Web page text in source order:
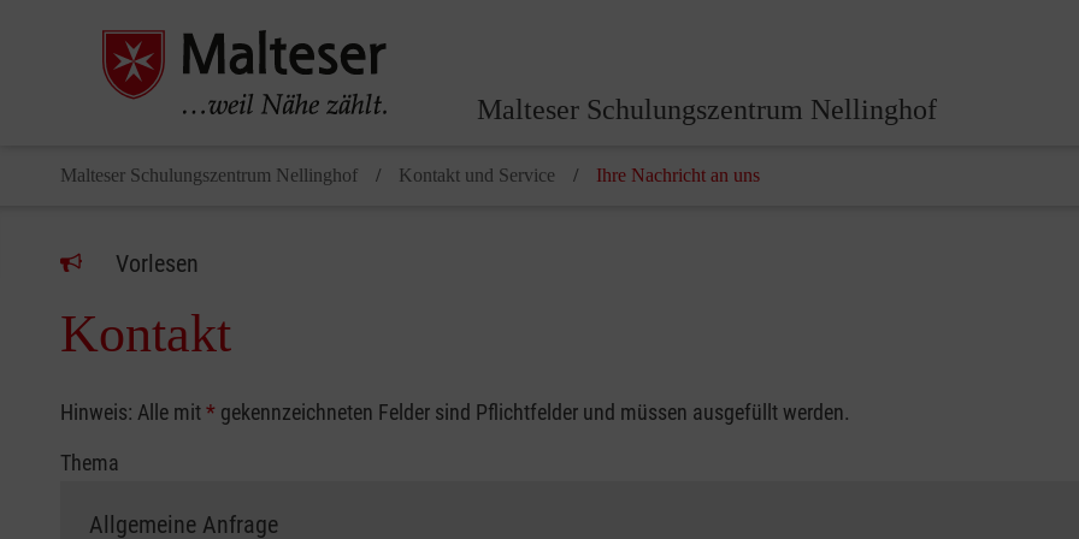
Malteser Schulungszentrum Nellinghof
Malteser Schulungszentrum Nellinghof Kontakt und Service Ihre Nachricht an uns
Vorlesen
Kontakt
Hinweis: Alle mit* gekennzeichneten Felder sind Pflichtfelder und müssen ausgefüllt werden.
Thema